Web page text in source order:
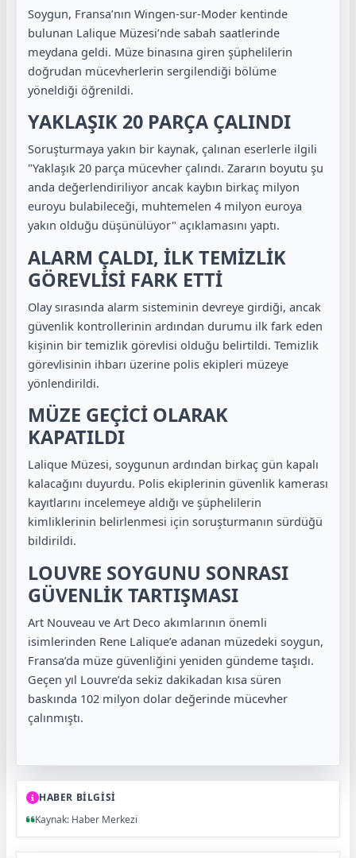
Soygun, Fransa’nın Wingen-sur-Moder kentinde
bulunan Lalique Müzesi’nde sabah saatlerinde
meydana geldi. Müze binasına giren şüphelilerin
doğrudan mücevherlerin sergilendiği bölüme
yöneldiği öğrenildi.
YAKLAŞIK 20 PARÇA ÇALINDI
Soruşturmaya yakın bir kaynak, çalınan eserlerle ilgili
"Yaklaşık 20 parça mücevher çalındı. Zararın boyutu şu
anda değerlendiriliyor ancak kaybın birkaç milyon
euroyu bulabileceği, muhtemelen 4 milyon euroya
yakın olduğu düşünülüyor" açıklamasını yaptı.
ALARM ÇALDI, İLK TEMİZLİK
GÖREVLİSİ FARK ETTİ
Olay sırasında alarm sisteminin devreye girdiği, ancak
güvenlik kontrollerinin ardından durumu ilk fark eden
kişinin bir temizlik görevlisi olduğu belirtildi. Temizlik
görevlisinin ihbarı üzerine polis ekipleri müzeye
yönlendirildi.
MÜZE GEÇİCİ OLARAK
KAPATILDI
Lalique Müzesi, soygunun ardından birkaç gün kapalı
kalacağını duyurdu. Polis ekiplerinin güvenlik kamerası
kayıtlarını incelemeye aldığı ve şüphelilerin
kimliklerinin belirlenmesi için soruşturmanın sürdüğü
bildirildi.
LOUVRE SOYGUNU SONRASI
GÜVENLİK TARTIŞMASI
Art Nouveau ve Art Deco akımlarının önemli
isimlerinden Rene Lalique’e adanan müzedeki soygun,
Fransa’da müze güvenliğini yeniden gündeme taşıdı.
Geçen yıl Louvre’da sekiz dakikadan kısa süren
baskında 102 milyon dolar değerinde mücevher
çalınmıştı.
HABER BİLGİSİ
Kaynak: Haber Merkezi